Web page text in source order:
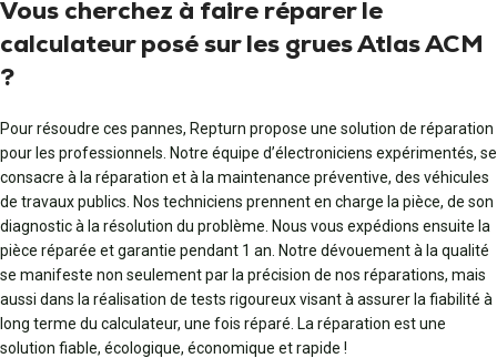
Vous cherchez à faire réparer le
calculateur posé sur les grues Atlas ACM
?
Pour résoudre ces pannes, Repturn propose une solution de réparation
pour les professionnels. Notre équipe d’électroniciens expérimentés, se
consacre à la réparation et à la maintenance préventive, des véhicules
de travaux publics. Nos techniciens prennent en charge la pièce, de son
diagnostic à la résolution du problème. Nous vous expédions ensuite la
pièce réparée et garantie pendant 1 an. Notre dévouement à la qualité
se manifeste non seulement par la précision de nos réparations, mais
aussi dans la réalisation de tests rigoureux visant à assurer la fiabilité à
long terme du calculateur, une fois réparé. La réparation est une
solution fiable, écologique, économique et rapide !